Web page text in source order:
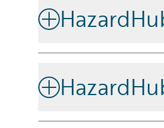
Das tatsächliche Risiko
Von Wirbelstürmen bis zu
HazardHub enthüllt alle
Das tatsächliche Risiko